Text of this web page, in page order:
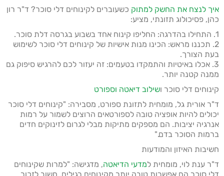
איך לנצח את החשק למתוק כשעוברים לקינוחים דלי סוכר? ד"ר רון
כהן, פסיכולוג תזונתי, מציע:
1. התחילו בהדרגה: החליפו קינוח אחד בשבוע בגרסה דלת סוכר.
2. תכננו מראש: הכינו מנות אישיות של קינוחים דלי סוכר לשימוש
בעת הצורך.
3. אכלו באיטיות והתמקדו בטעמים: זה יעזור לכם להרגיש סיפוק גם
ממנה קטנה יותר.
קינוחים דלי סוכר ושילוב דיאטה וספורט
ד"ר אורית גל, מומחית לתזונת ספורט, מסבירה: "קינוחים דלי סוכר
יכולים להיות אופציה טובה לספורטאים הרוצים לשמור על רמות
אנרגיה יציבות. הם מספקים מתיקות מבלי לגרום לזינוקים חדים
ברמות הסוכר בדם."
חשיבות האיזון והמודעות
ד"ר ענת לוי, מומחית למדעי הדיאטה, מדגישה: "למרות שקינוחים
דלי סוכר הם אפשרות טובה יותר מקינוחים רגילים, חשוב לזכור